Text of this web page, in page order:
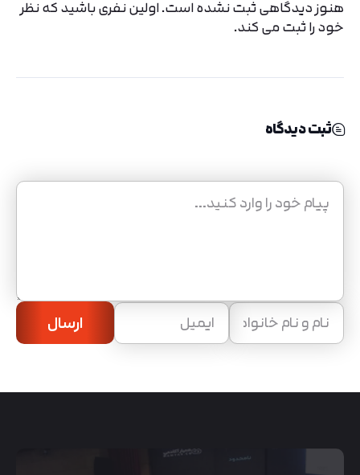
هنوز دیدگاهی ثبت نشده است. اولین نفری باشید که نظر
خود را ثبت می کند.
ثبت دیدگاه
ارسال